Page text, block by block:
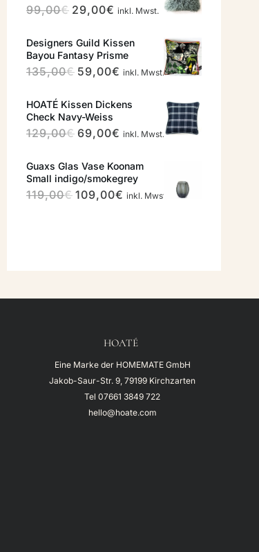
99,00€ Ursprünglicher
war:
99,00€
29,00€ Aktueller
ist:
29,00€.
inkl. Mwst.
Designers Guild Kissen
Bayou Fantasy Prisme
135,00€ Ursprünglicher
war:
135,00€
59,00€ Aktueller
ist:
inkl. Mwst.
HOATÉ Kissen Dickens
Check Navy-Weiss
129,00€ Ursprünglicher
war:
129,00€
69,00€ Aktueller
ist:
69,00€.
inkl. Mwst.
Guaxs Glas Vase Koonam
Small indigo/smokegrey
119,00€ Ursprünglicher
109,00€ Aktueller
inkl. Mwst.
HOATÉ
Eine Marke der HOMEMATE GmbH
Jakob-Saur-Str. 9, 79199 Kirchzarten
Tel07661 3849 722
hello@hoate.com